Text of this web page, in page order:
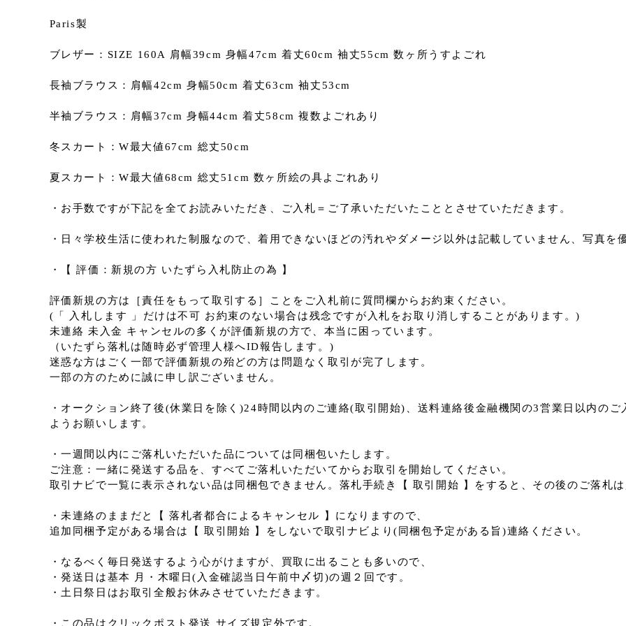
Paris製
ブレザー：SIZE 160A 肩幅39cm 身幅47cm 着丈60cm 袖丈55cm 数ヶ所うすよごれ
長袖ブラウス：肩幅42cm 身幅50cm 着丈63cm 袖丈53cm
半袖ブラウス：肩幅37cm 身幅44cm 着丈58cm 複数よごれあり
冬スカート：W最大値67cm 総丈50cm
夏スカート：W最大値68cm 総丈51cm 数ヶ所絵の具よごれあり
・お手数ですが下記を全てお読みいただき、ご入札＝ご了承いただいたこととさせていただきます。
・日々学校生活に使われた制服なので、着用できないほどの汚れやダメージ以外は記載していません、写真を
・【 評価：新規の方 いたずら入札防止の為 】
評価新規の方は［責任をもって取引する］ことをご入札前に質問欄からお約束ください。
(「 入札します 」だけは不可 お約束のない場合は残念ですが入札をお取り消しすることがあります。)
未連絡 未入金 キャンセルの多くが評価新規の方で、本当に困っています。
（いたずら落札は随時必ず管理人様へID報告します。)
迷惑な方はごく一部で評価新規の殆どの方は問題なく取引が完了します。
一部の方のために誠に申し訳ございません。
・オークション終了後(休業日を除く)24時間以内のご連絡(取引開始)、送料連絡後金融機関の3営業日以内の
ようお願いします。
・一週間以内にご落札いただいた品については同梱包いたします。
ご注意：一緒に発送する品を、すべてご落札いただいてからお取引を開始してください。
取引ナビで一覧に表示されない品は同梱包できません。落札手続き【 取引開始 】をすると、その後のご落札は
・未連絡のままだと【 落札者都合によるキャンセル 】になりますので、
追加同梱予定がある場合は【 取引開始 】をしないで取引ナビより(同梱包予定がある旨)連絡ください。
・なるべく毎日発送するよう心がけますが、買取に出ることも多いので、
・発送日は基本 月・木曜日(入金確認当日午前中〆切)の週２回です。
・土日祭日はお取引全般お休みさせていただきます。
・この品はクリックポスト発送 サイズ規定外です。